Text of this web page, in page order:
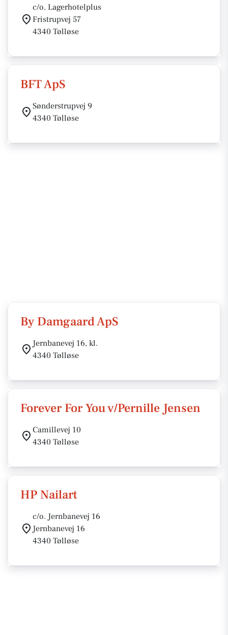
c/o. Lagerhotelplus
Fristrupvej 57
4340 Tølløse
BFT ApS
Sønderstrupvej 9
4340 Tølløse
By Damgaard ApS
Jernbanevej 16, kl.
4340 Tølløse
Forever For You v/Pernille Jensen
Camillevej 10
4340 Tølløse
HP Nailart
c/o. Jernbanevej 16
Jernbanevej 16
4340 Tølløse